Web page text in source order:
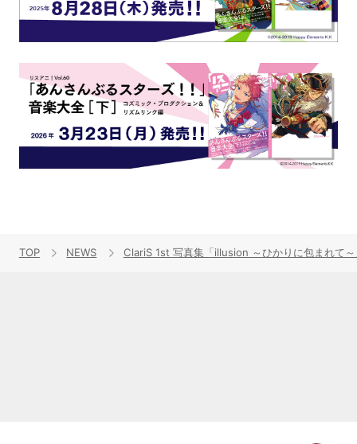
TOP NEWS ClariS 1st 写真集「illusion ～ひかりに包まれて